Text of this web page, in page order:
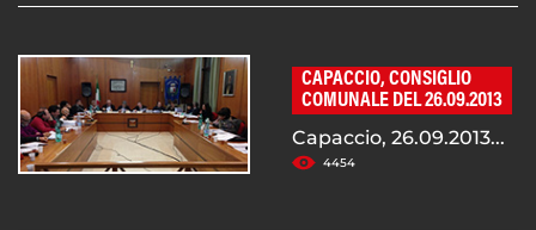
CAPACCIO, CONSIGLIO
COMUNALE DEL 26.09.2013
Capaccio, 26.09.2013...
4454